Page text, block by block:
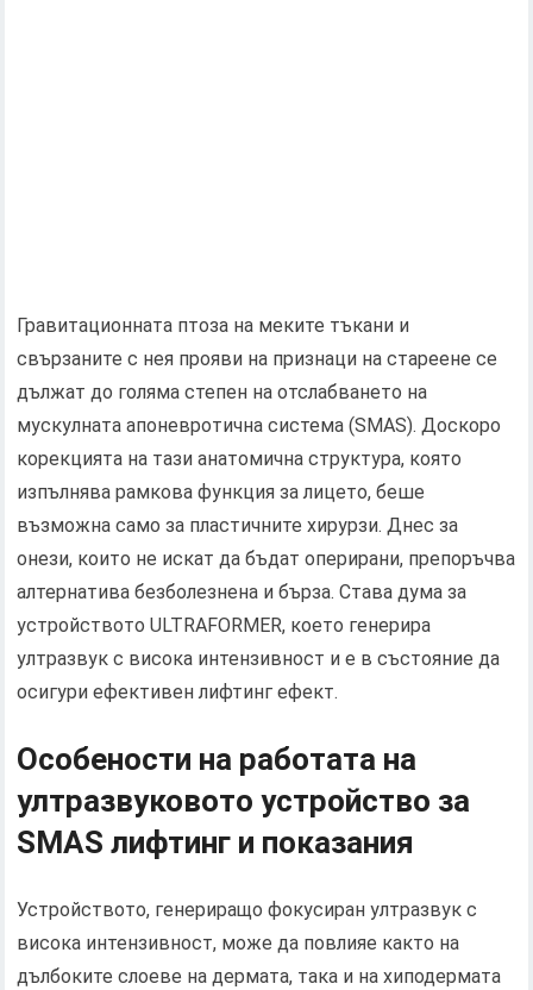
Гравитационната птоза на меките тъкани и
свързаните с нея прояви на признаци на стареене се
дължат до голяма степен на отслабването на
мускулната апоневротична система (SMAS). Доскоро
корекцията на тази анатомична структура, която
изпълнява рамкова функция за лицето, беше
възможна само за пластичните хирурзи. Днес за
онези, които не искат да бъдат оперирани, препоръчва
алтернатива безболезнена и бърза. Става дума за
устройството ULTRAFORMER, което генерира
ултразвук с висока интензивност и е в състояние да
осигури ефективен лифтинг ефект.
Особености на работата на
ултразвуковото устройство за
SMAS лифтинг и показания
Устройството, генериращо фокусиран ултразвук с
висока интензивност, може да повлияе както на
дълбоките слоеве на дермата, така и на хиподермата